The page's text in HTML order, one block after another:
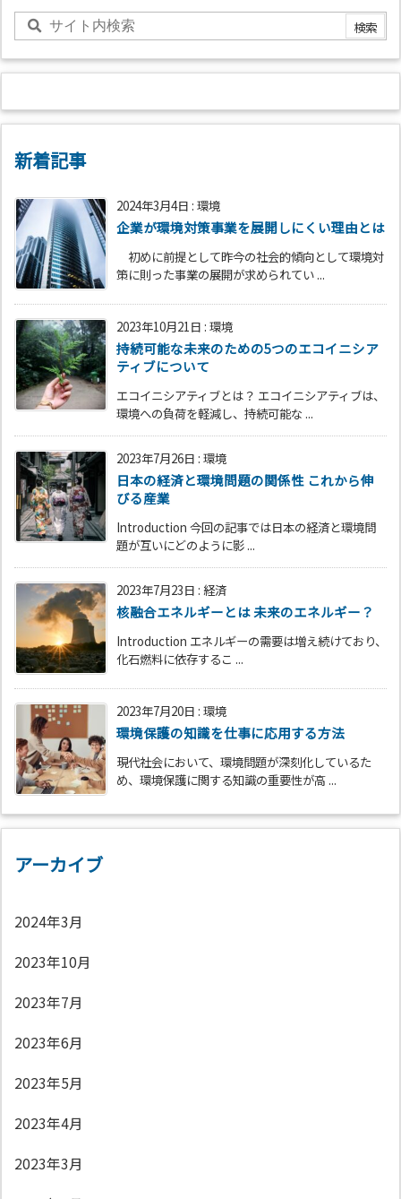
新着記事
2024年3月4日 : 環境
企業が環境対策事業を展開しにくい理由とは
初めに前提として昨今の社会的傾向として環境対
策に則った事業の展開が求められてい ...
2023年10月21日 : 環境
持続可能な未来のための5つのエコイニシア
ティブについて
エコイニシアティブとは？ エコイニシアティブは、
環境への負荷を軽減し、持続可能な ...
2023年7月26日 : 環境
日本の経済と環境問題の関係性 これから伸
びる産業
Introduction 今回の記事では日本の経済と環境問
題が互いにどのように影 ...
2023年7月23日 : 経済
核融合エネルギーとは 未来のエネルギー？
Introduction エネルギーの需要は増え続けており、
化石燃料に依存するこ ...
2023年7月20日 : 環境
環境保護の知識を仕事に応用する方法
現代社会において、環境問題が深刻化しているた
め、環境保護に関する知識の重要性が高 ...
アーカイブ
2024年3月
2023年10月
2023年7月
2023年6月
2023年5月
2023年4月
2023年3月